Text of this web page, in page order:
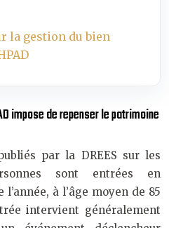
la gestion du bien
impose de repenser le patrimoine
par la DREES sur les
sont entrées en
à l’âge moyen de 85
intervient généralement